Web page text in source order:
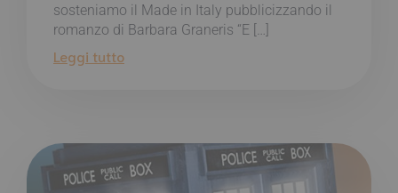
sosteniamo il Made in Italy pubblicizzando il
romanzo di Barbara Graneris “E […]
Leggi tutto